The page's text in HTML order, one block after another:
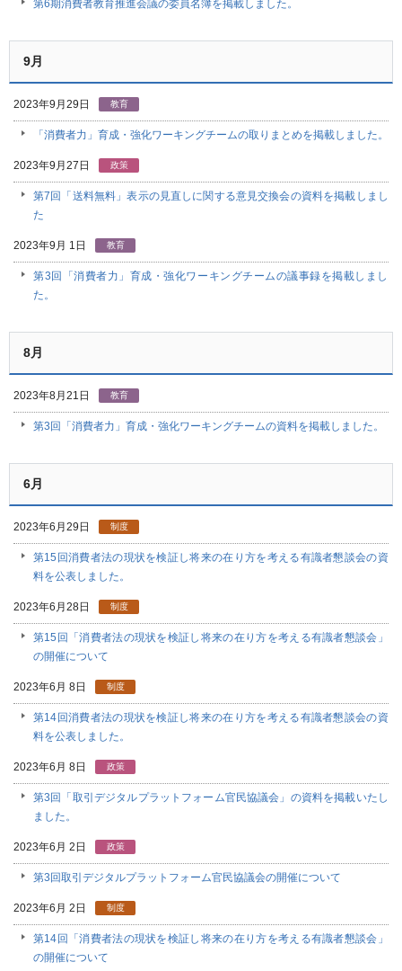
第6期消費者教育推進会議の委員名簿を掲載しました。
9月
2023年9月29日 教育
「消費者力」育成・強化ワーキングチームの取りまとめを掲載しました。
2023年9月27日 政策
第7回「送料無料」表示の見直しに関する意見交換会の資料を掲載しまし
た
2023年9月 1日 教育
第3回「消費者力」育成・強化ワーキングチームの議事録を掲載しまし
た。
8月
2023年8月21日 教育
第3回「消費者力」育成・強化ワーキングチームの資料を掲載しました。
6月
2023年6月29日 制度
第15回消費者法の現状を検証し将来の在り方を考える有識者懇談会の資
料を公表しました。
2023年6月28日 制度
第15回「消費者法の現状を検証し将来の在り方を考える有識者懇談会」
の開催について
2023年6月 8日 制度
第14回消費者法の現状を検証し将来の在り方を考える有識者懇談会の資
料を公表しました。
2023年6月 8日 政策
第3回「取引デジタルプラットフォーム官民協議会」の資料を掲載いたし
ました。
2023年6月 2日 政策
第3回取引デジタルプラットフォーム官民協議会の開催について
2023年6月 2日 制度
第14回「消費者法の現状を検証し将来の在り方を考える有識者懇談会」
の開催について